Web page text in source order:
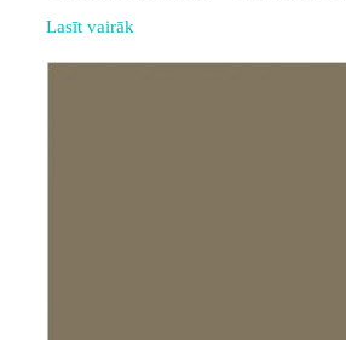
Lasīt vairāk